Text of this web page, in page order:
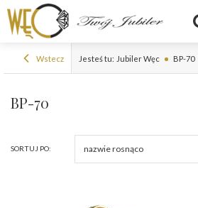
Wstecz Jesteś tu: Jubiler Węc BP-70
BP-70
SORTUJ PO: nazwie rosnąco